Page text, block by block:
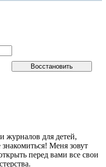
журналов для детей,
Меня зовут
перед вами все свои